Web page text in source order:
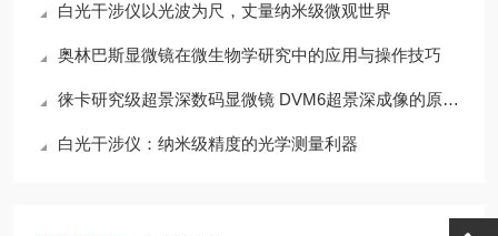
白光干涉仪以光波为尺，丈量纳米级微观世界
奥林巴斯显微镜在微生物学研究中的应用与操作技巧
徕卡研究级超景深数码显微镜 DVM6超景深成像的原理与设计
白光干涉仪：纳米级精度的光学测量利器